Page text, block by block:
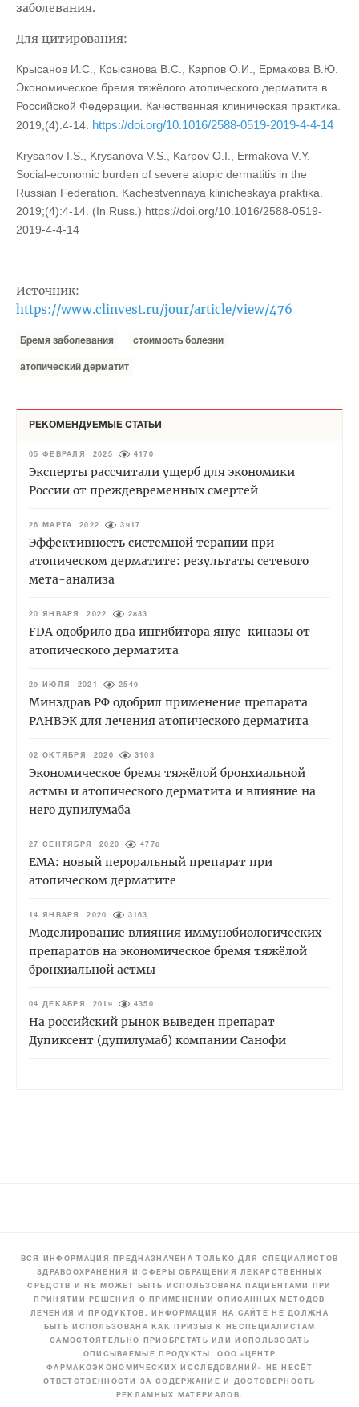
заболевания.
Для цитирования:
Крысанов И.С., Крысанова В.С., Карпов О.И., Ермакова В.Ю.
Экономическое бремя тяжёлого атопического дерматита в
Российской Федерации. Качественная клиническая практика.
2019;(4):4-14. https://doi.org/10.1016/2588-0519-2019-4-4-14
Krysanov I.S., Krysanova V.S., Karpov O.I., Ermakova V.Y.
Social-economic burden of severe atopic dermatitis in the
Russian Federation. Kachestvennaya klinicheskaya praktika.
2019;(4):4-14. (In Russ.) https://doi.org/10.1016/2588-0519-
2019-4-4-14
Источник:
https://www.clinvest.ru/jour/article/view/476
Бремя заболевания стоимость болезни
атопический дерматит
РЕКОМЕНДУЕМЫЕ СТАТЬИ
05 ФЕВРАЛЯ 2025 4170
Эксперты рассчитали ущерб для экономики
России от преждевременных смертей
26 МАРТА 2022 3917
Эффективность системной терапии при
атопическом дерматите: результаты сетевого
мета-анализа
20 ЯНВАРЯ 2022 2833
FDA одобрило два ингибитора янус-киназы от
атопического дерматита
29 ИЮЛЯ 2021 2549
Минздрав РФ одобрил применение препарата
РАНВЭК для лечения атопического дерматита
02 ОКТЯБРЯ 2020 3103
Экономическое бремя тяжёлой бронхиальной
астмы и атопического дерматита и влияние на
него дупилумаба
27 СЕНТЯБРЯ 2020 4778
ЕМА: новый пероральный препарат при
атопическом дерматите
14 ЯНВАРЯ 2020 3163
Моделирование влияния иммунобиологических
препаратов на экономическое бремя тяжёлой
бронхиальной астмы
04 ДЕКАБРЯ 2019 4350
На российский рынок выведен препарат
Дупиксент (дупилумаб) компании Санофи
ВСЯ ИНФОРМАЦИЯ ПРЕДНАЗНАЧЕНА ТОЛЬКО ДЛЯ СПЕЦИАЛИСТОВ
ЗДРАВООХРАНЕНИЯ И СФЕРЫ ОБРАЩЕНИЯ ЛЕКАРСТВЕННЫХ
СРЕДСТВ И НЕ МОЖЕТ БЫТЬ ИСПОЛЬЗОВАНА ПАЦИЕНТАМИ ПРИ
ПРИНЯТИИ РЕШЕНИЯ О ПРИМЕНЕНИИ ОПИСАННЫХ МЕТОДОВ
ЛЕЧЕНИЯ И ПРОДУКТОВ. ИНФОРМАЦИЯ НА САЙТЕ НЕ ДОЛЖНА
БЫТЬ ИСПОЛЬЗОВАНА КАК ПРИЗЫВ К НЕСПЕЦИАЛИСТАМ
САМОСТОЯТЕЛЬНО ПРИОБРЕТАТЬ ИЛИ ИСПОЛЬЗОВАТЬ
ОПИСЫВАЕМЫЕ ПРОДУКТЫ. ООО «ЦЕНТР
ФАРМАКОЭКОНОМИЧЕСКИХ ИССЛЕДОВАНИЙ» НЕ НЕСЁТ
ОТВЕТСТВЕННОСТИ ЗА СОДЕРЖАНИЕ И ДОСТОВЕРНОСТЬ
РЕКЛАМНЫХ МАТЕРИАЛОВ.